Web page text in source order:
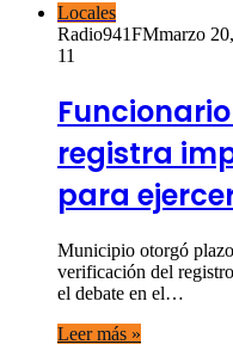
Locales
Radio941FMmarzo
11
registra
para
Municipio otorgó
verificación del
el debate en el…
Leer más »